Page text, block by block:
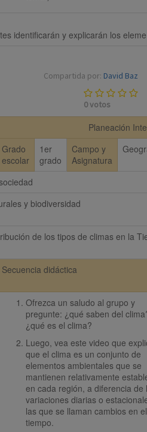
identificarán y explicarán los
Compartida por: David Baz
0votos
Planeación
Grado
escolar
1er
grado
Campo y
Asignatura
y biodiversidad
de los tipos de climas en la
Secuencia didáctica
Ofrezca un saludo al grupo y
pregunte: ¿qué saben del
¿qué es el clima?
Luego, vea este video que
que el clima es un conjunto de
elementos ambientales que se
mantienen relativamente
en cada región, a diferencia de
variaciones diarias o
las que se llaman cambios en el
tiempo.